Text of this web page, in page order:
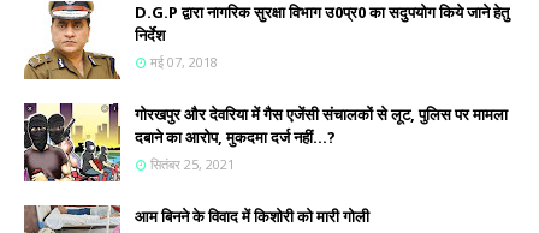
D.G.P द्वारा नागरिक सुरक्षा विभाग उ0प्र0 का सदुपयोग किये जाने हेतु
निर्देश
मई 07, 2018
गोरखपुर और देवरिया में गैस एजेंसी संचालकों से लूट, पुलिस पर मामला
दबाने का आरोप, मुकदमा दर्ज नहीं...?
सितंबर 25, 2021
आम बिनने के विवाद में किशोरी को मारी गोली